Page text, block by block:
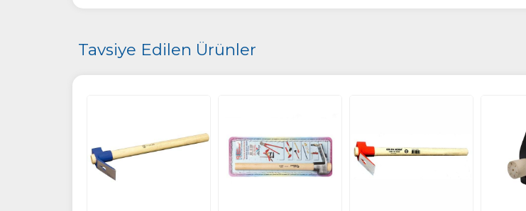
Tavsiye Edilen Ürünler